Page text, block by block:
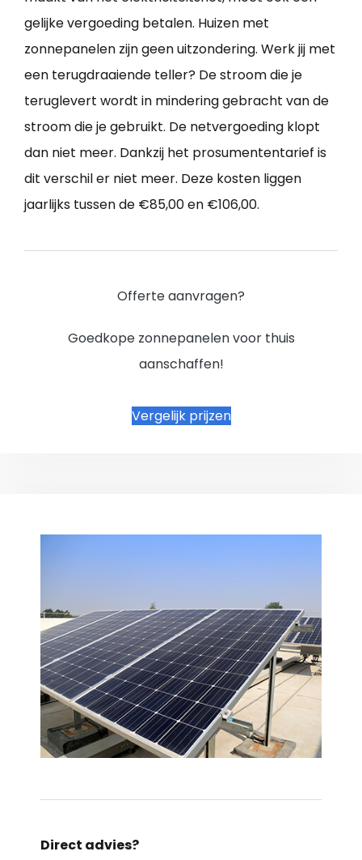
gelijke vergoeding betalen. Huizen met
zonnepanelen zijn geen uitzondering. Werk jij met
een terugdraaiende teller? De stroom die je
teruglevert wordt in mindering gebracht van de
stroom die je gebruikt. De netvergoeding klopt
dan niet meer. Dankzij het prosumententarief is
dit verschil er niet meer. Deze kosten liggen
jaarlijks tussen de €85,00 en €106,00.
Offerte aanvragen?
Goedkope zonnepanelen voor thuis
aanschaffen!
Vergelijk prijzen
Direct advies?